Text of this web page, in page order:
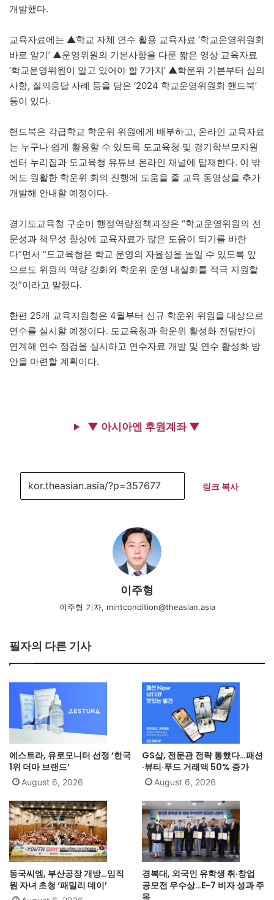
개발했다.
교육자료에는 ▲학교 자체 연수 활용 교육자료 ‘학교운영위원회
바로 알기’ ▲운영위원의 기본사항을 다룬 짧은 영상 교육자료
‘학교운영위원이 알고 있어야 할 7가지’ ▲학운위 기본부터 심의
사항, 질의응답 사례 등을 담은 ‘2024 학교운영위원회 핸드북’
등이 있다.
핸드북은 각급학교 학운위 위원에게 배부하고, 온라인 교육자료
는 누구나 쉽게 활용할 수 있도록 도교육청 및 경기학부모지원
센터 누리집과 도교육청 유튜브 온라인 채널에 탑재한다. 이 밖
에도 원활한 학운위 회의 진행에 도움을 줄 교육 동영상을 추가
개발해 안내할 예정이다.
경기도교육청 구순이 행정역량정책과장은 “학교운영위원의 전
문성과 책무성 향상에 교육자료가 많은 도움이 되기를 바란
다”면서 “도교육청은 학교 운영의 자율성을 높일 수 있도록 앞
으로도 위원의 역량 강화와 학운위 운영 내실화를 적극 지원할
것”이라고 말했다.
한편 25개 교육지원청은 4월부터 신규 학운위 위원을 대상으로
연수를 실시할 예정이다. 도교육청과 학운위 활성화 전담반이
연계해 연수 점검을 실시하고 연수자료 개발 및 연수 활성화 방
안을 마련할 계획이다.
▼ 아시아엔 후원계좌 ▼
링크 복사
이주형
이주형 기자, mintcondition@theasian.asia
필자의 다른 기사
에스트라, 유로모니터 선정 ‘한국
1위 더마 브랜드’
August 6, 2026
GS샵, 전문관 전략 통했다…패션
·뷰티·푸드 거래액 50% 증가
August 6, 2026
동국씨엠, 부산공장 개방…임직
원 자녀 초청 ‘패밀리 데이’
경복대, 외국인 유학생 취·창업
공모전 우수상…E-7 비자 성과 주
목